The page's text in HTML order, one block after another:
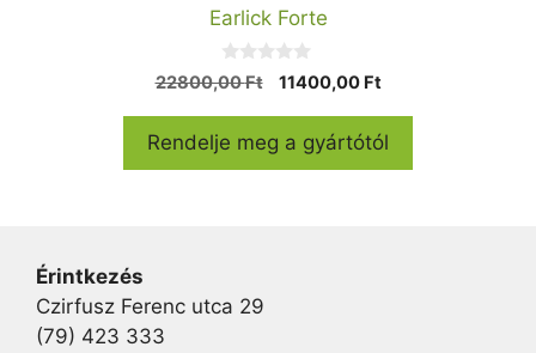
Earlick Forte
0
a
-
ő
22800,00Ft
Original
22800,00 Ft.
11400,00 FtCurrent
is:
11400,00 Ft.
Rendelje meg a gyártótól
Érintkezés
Czirfusz Ferenc utca 29
(79) 423 333